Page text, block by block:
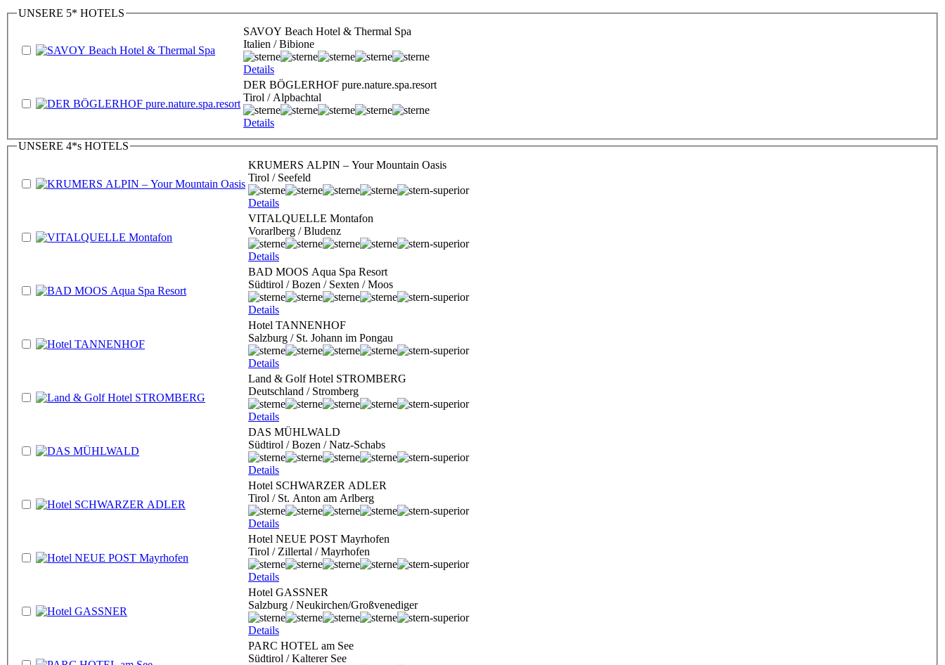
UNSERE 5* HOTELS
SAVOY Beach Hotel & Thermal Spa
Italien / Bibione
Details
DER BÖGLERHOF pure.nature.spa.resort
Tirol / Alpbachtal
Details
UNSERE 4*s HOTELS
KRUMERS ALPIN – Your Mountain Oasis
Tirol / Seefeld
Details
VITALQUELLE Montafon
Vorarlberg / Bludenz
Details
BAD MOOS Aqua Spa Resort
Südtirol / Bozen / Sexten / Moos
Details
Hotel TANNENHOF
Salzburg / St. Johann im Pongau
Details
Land & Golf Hotel STROMBERG
Deutschland / Stromberg
Details
DAS MÜHLWALD
Südtirol / Bozen / Natz-Schabs
Details
Hotel SCHWARZER ADLER
Tirol / St. Anton am Arlberg
Details
Hotel NEUE POST Mayrhofen
Tirol / Zillertal / Mayrhofen
Details
Hotel GASSNER
Salzburg / Neukirchen/Großvenediger
Details
PARC HOTEL am See
Südtirol / Kalterer See